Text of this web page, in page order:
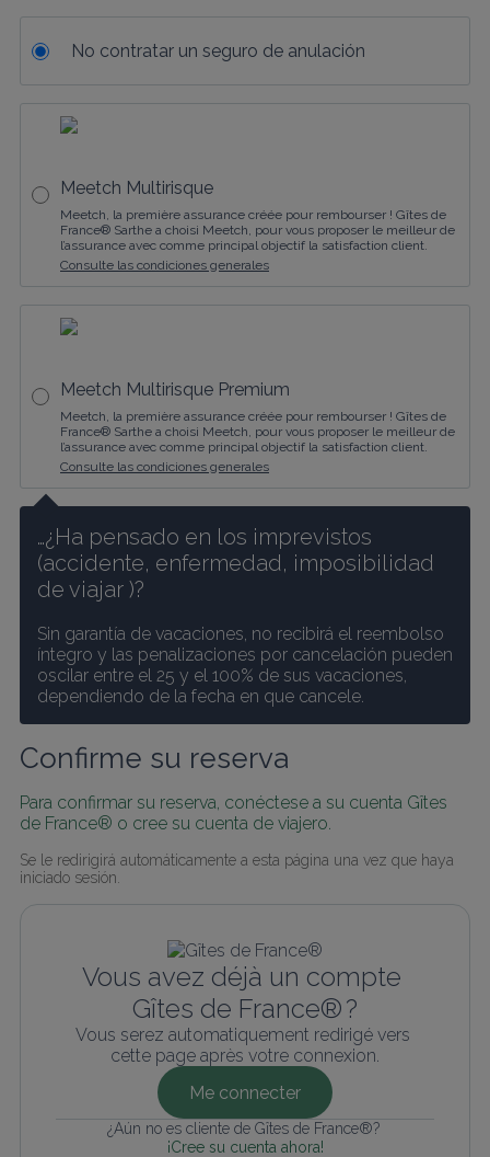
No contratar un seguro de anulación
Meetch Multirisque
Meetch, la première assurance créée pour rembourser ! Gîtes de
France® Sarthe a choisi Meetch, pour vous proposer le meilleur de
l’assurance avec comme principal objectif la satisfaction client.
Consulte las condiciones generales
Meetch Multirisque Premium
Meetch, la première assurance créée pour rembourser ! Gîtes de
France® Sarthe a choisi Meetch, pour vous proposer le meilleur de
l’assurance avec comme principal objectif la satisfaction client.
Consulte las condiciones generales
…¿Ha pensado en los imprevistos
(accidente, enfermedad, imposibilidad
de viajar )?
Sin garantía de vacaciones, no recibirá el reembolso
íntegro y las penalizaciones por cancelación pueden
oscilar entre el 25 y el 100% de sus vacaciones,
dependiendo de la fecha en que cancele.
Confirme su reserva
Para confirmar su reserva, conéctese a su cuenta Gîtes
de France® o cree su cuenta de viajero.
Se le redirigirá automáticamente a esta página una vez que haya
iniciado sesión.
Vous avez déjà un compte
Gîtes de France® ?
Vous serez automatiquement redirigé vers
cette page après votre connexion.
Me connecter
¿Aún no es cliente de Gîtes de France®?
¡Cree su cuenta ahora!